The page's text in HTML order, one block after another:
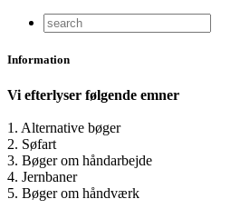
Information
Vi efterlyser følgende emner
1. Alternative bøger
2. Søfart
3. Bøger om håndarbejde
4. Jernbaner
5. Bøger om håndværk